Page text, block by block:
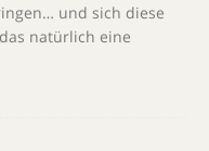
und sich diese
natürlich eine